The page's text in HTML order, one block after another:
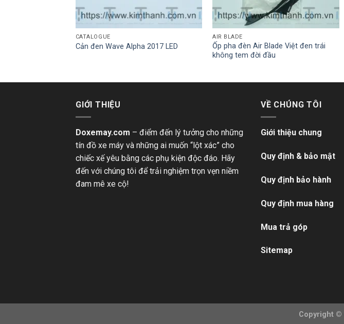
CATALOGUE
Cản đen Wave Alpha 2017 LED
AIR BLADE
Ốp pha đèn Air Blade Việt đen trái
không tem đời đầu
GIỚI THIỆU
Doxemay.com – điểm đến lý tưởng cho những
tín đồ xe máy và những ai muốn “lột xác” cho
chiếc xế yêu bằng các phụ kiện độc đáo. Hãy
đến với chúng tôi để trải nghiệm trọn vẹn niềm
đam mê xe cộ!
VỀ CHÚNG TÔI
Giới thiệu chung
Quy định & bảo mật
Quy định bảo hành
Quy định mua hàng
Mua trả góp
Sitemap
Copyright ©